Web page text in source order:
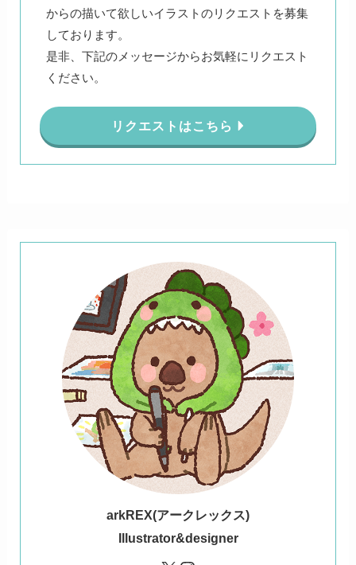
からの描いて欲しいイラストのリクエストを募集
しております。
是非、下記のメッセージからお気軽にリクエスト
ください。
リクエストはこちら
arkREX(アークレックス)
Illustrator&designer